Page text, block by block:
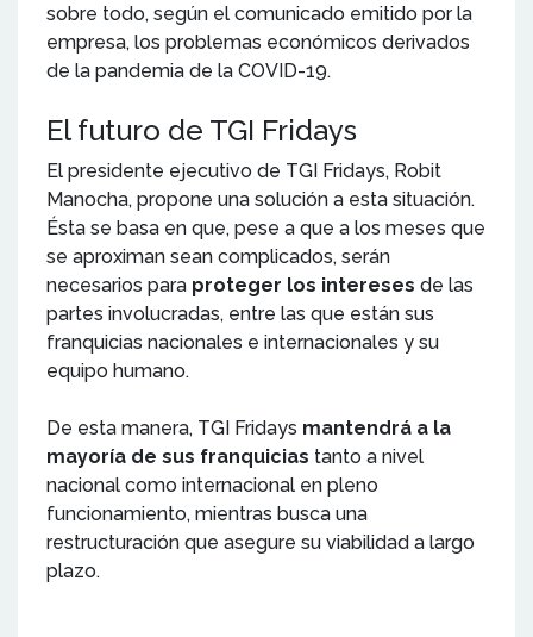
sobre todo, según el comunicado emitido por la
empresa, los problemas económicos derivados
de la pandemia de la COVID-19.
El futuro de TGI Fridays
El presidente ejecutivo de TGI Fridays, Robit
Manocha, propone una solución a esta situación.
Ésta se basa en que, pese a que a los meses que
se aproximan sean complicados, serán
necesarios para proteger los intereses de las
partes involucradas, entre las que están sus
franquicias nacionales e internacionales y su
equipo humano.
De esta manera, TGI Fridays mantendrá a la
mayoría de sus franquicias tanto a nivel
nacional como internacional en pleno
funcionamiento, mientras busca una
restructuración que asegure su viabilidad a largo
plazo.